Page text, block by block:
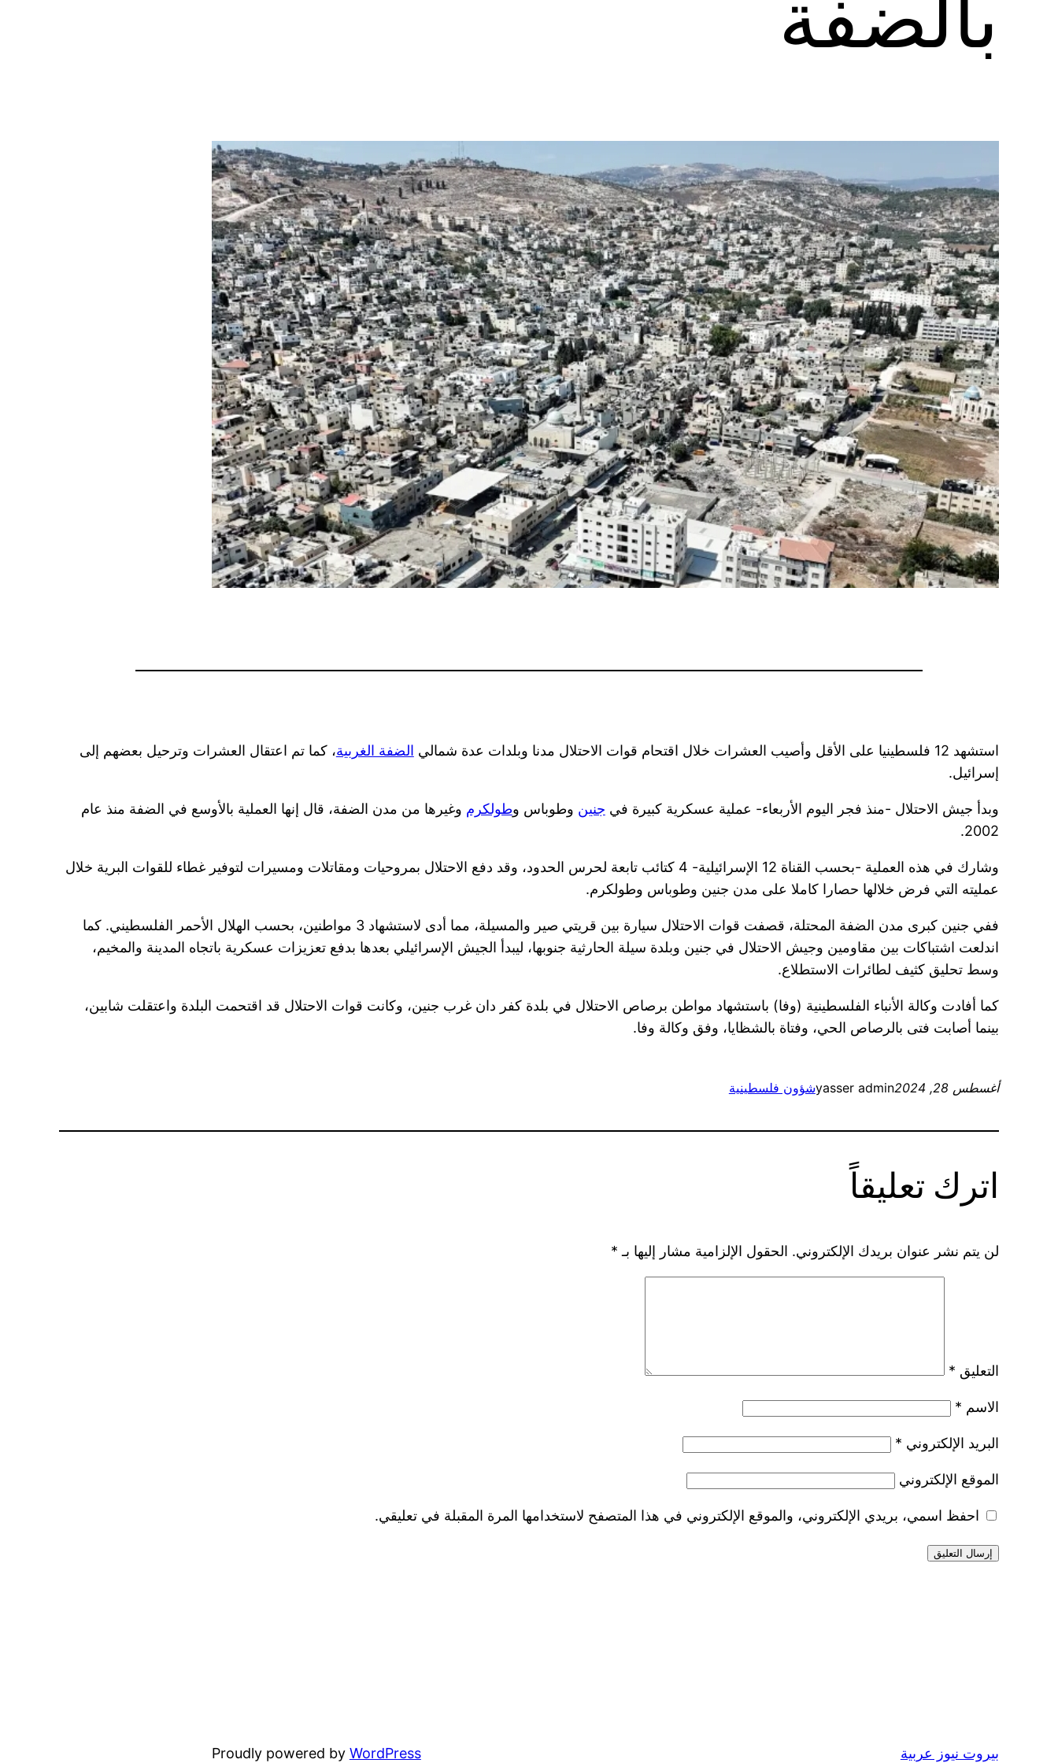
استشهد 12 فلسطينيا على الأقل وأصيب العشرات خلال اقتحام قوات الاحتلال مدنا وبلدات عدة شمالي الضفة الغربية، كما تم اعتقال العشرات وترحيل بعضهم إلى
إسرائيل.
وبدأ جيش الاحتلال -منذ فجر اليوم الأربعاء- عملية عسكرية كبيرة في جنين وطوباس وطولكرم وغيرها من مدن الضفة، قال إنها العملية بالأوسع في الضفة منذ عام
2002.
وشارك في هذه العملية -بحسب القناة 12 الإسرائيلية- 4 كتائب تابعة لحرس الحدود، وقد دفع الاحتلال بمروحيات ومقاتلات ومسيرات لتوفير غطاء للقوات البرية خلال
عمليته التي فرض خلالها حصارا كاملا على مدن جنين وطوباس وطولكرم.
ففي جنين كبرى مدن الضفة المحتلة، قصفت قوات الاحتلال سيارة بين قريتي صير والمسيلة، مما أدى لاستشهاد 3 مواطنين، بحسب الهلال الأحمر الفلسطيني. كما
اندلعت اشتباكات بين مقاومين وجيش الاحتلال في جنين وبلدة سيلة الحارثية جنوبها، ليبدأ الجيش الإسرائيلي بعدها بدفع تعزيزات عسكرية باتجاه المدينة والمخيم،
وسط تحليق كثيف لطائرات الاستطلاع.
كما أفادت وكالة الأنباء الفلسطينية (وفا) باستشهاد مواطن برصاص الاحتلال في بلدة كفر دان غرب جنين، وكانت قوات الاحتلال قد اقتحمت البلدة واعتقلت شابين،
بينما أصابت فتى بالرصاص الحي، وفتاة بالشظايا، وفق وكالة وفا.
أغسطس 28, 2024 yasser adminشؤون فلسطينية
اترك تعليقاً
لن يتم نشر عنوان بريدك الإلكتروني. الحقول الإلزامية مشار إليها بـ *
التعليق *
الاسم *
البريد الإلكتروني *
الموقع الإلكتروني
احفظ اسمي، بريدي الإلكتروني، والموقع الإلكتروني في هذا المتصفح لاستخدامها المرة المقبلة في تعليقي.
بيروت نيوز عربية Proudly powered by WordPress